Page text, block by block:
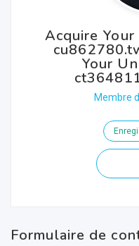
Acquire
Your
Membre
Formulaire de